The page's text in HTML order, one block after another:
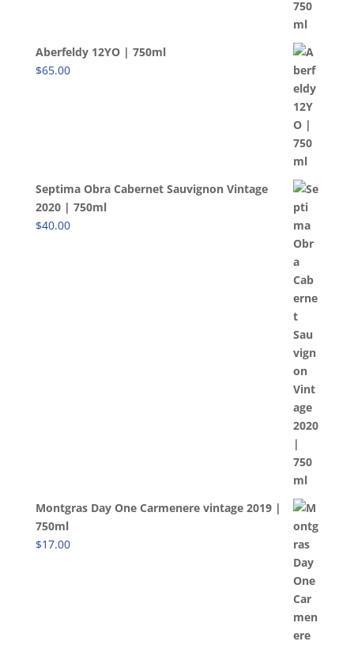
Aberfeldy 12YO | 750ml
$65.00
Septima Obra Cabernet Sauvignon Vintage
2020 | 750ml
$40.00
Montgras Day One Carmenere vintage 2019 |
750ml
$17.00